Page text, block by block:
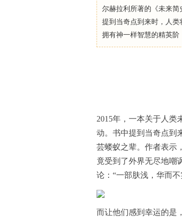
尔赫拉利所著的《未来
提到当奇点到来时，人类
拥有神一样智慧的精英阶
2015年，一本关于人类
动。书中提到当奇点到
芸蝼蚁之辈。作者表示
竟受到了外界无尽地嘲
论：“一部肤浅，华而
而让他们感到幸运的是